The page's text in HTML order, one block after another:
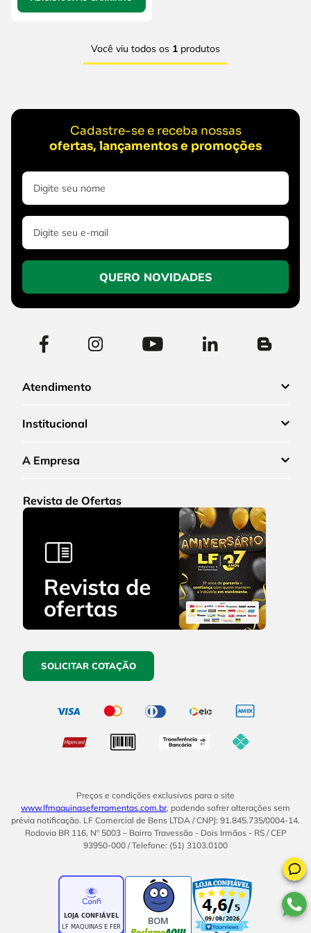
Você viu todos os 1 produtos
Cadastre-se e receba nossas
ofertas, lançamentos e promoções
QUERO NOVIDADES
Atendimento
Institucional
A Empresa
Revista de Ofertas
SOLICITAR COTAÇÃO
Preços e condições exclusivos para o site
www.lfmaquinaseferramentas.com.br, podendo sofrer alterações sem
prévia notificação. LF Comercial de Bens LTDA / CNPJ: 91.845.735/0004-14.
Rodovia BR 116, Nº 5003 – Bairro Travessão - Dois Irmãos - RS / CEP
93950-000 / Telefone: (51) 3103.0100
BOM